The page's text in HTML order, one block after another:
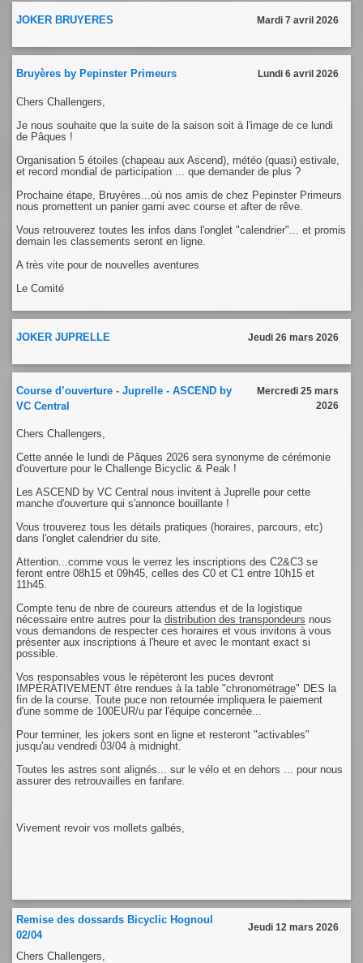
JOKER BRUYERES Mardi 7 avril 2026
Bruyères by Pepinster Primeurs Lundi 6 avril 2026
Chers Challengers,
Je nous souhaite que la suite de la saison soit à l'image de ce lundi
de Pâques !
Organisation 5 étoiles (chapeau aux Ascend), météo (quasi) estivale,
et record mondial de participation ... que demander de plus ?
Prochaine étape, Bruyères...où nos amis de chez Pepinster Primeurs
nous promettent un panier garni avec course et after de rêve.
Vous retrouverez toutes les infos dans l'onglet "calendrier"... et promis
demain les classements seront en ligne.
A très vite pour de nouvelles aventures
Le Comité
JOKER JUPRELLE Jeudi 26 mars 2026
Course d’ouverture - Juprelle - ASCEND by
VC Central
Mercredi 25 mars
2026
Chers Challengers,
Cette année le lundi de Pâques 2026 sera synonyme de cérémonie
d'ouverture pour le Challenge Bicyclic & Peak !
Les ASCEND by VC Central nous invitent à Juprelle pour cette
manche d'ouverture qui s'annonce bouillante !
Vous trouverez tous les détails pratiques (horaires, parcours, etc)
dans l'onglet calendrier du site.
Attention...comme vous le verrez les inscriptions des C2&C3 se
feront entre 08h15 et 09h45, celles des C0 et C1 entre 10h15 et
11h45.
Compte tenu de nbre de coureurs attendus et de la logistique
nécessaire entre autres pour la distribution des transpondeurs nous
vous demandons de respecter ces horaires et vous invitons à vous
présenter aux inscriptions à l'heure et avec le montant exact si
possible.
Vos responsables vous le répèteront les puces devront
IMPÉRATIVEMENT être rendues à la table "chronométrage" DES la
fin de la course. Toute puce non retournée impliquera le paiement
d'une somme de 100EUR/u par l'équipe concernée...
Pour terminer, les jokers sont en ligne et resteront "activables"
jusqu'au vendredi 03/04 à midnight.
Toutes les astres sont alignés... sur le vélo et en dehors ... pour nous
assurer des retrouvailles en fanfare.
Vivement revoir vos mollets galbés,
Remise des dossards Bicyclic Hognoul
02/04
Jeudi 12 mars 2026
Chers Challengers,